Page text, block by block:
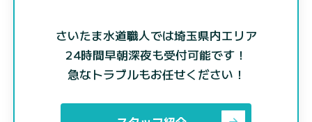
さいたま水道職人では埼玉県内エリア
24時間早朝深夜も受付可能です！
急なトラブルもお任せください！